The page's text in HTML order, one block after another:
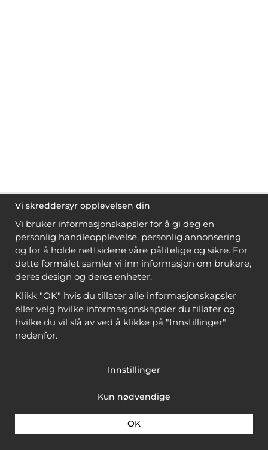
Vi skreddersyr opplevelsen din
Vi bruker informasjonskapsler for å gi deg en
personlig handleopplevelse, personlig annonsering
og for å holde nettsidene våre pålitelige og sikre. For
dette formålet samler vi inn informasjon om brukere,
deres design og deres enheter.
Klikk "OK" hvis du tillater alle informasjonskapsler
eller velg hvilke informasjonskapsler du tillater og
hvilke du vil slå av ved å klikke på "Innstillinger"
nedenfor.
Innstillinger
Kun nødvendige
OK